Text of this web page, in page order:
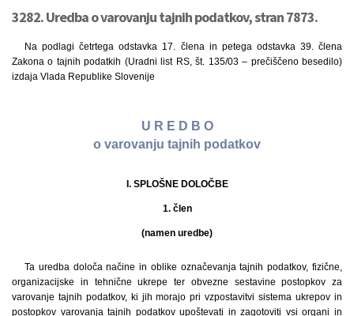
3282. Uredba o varovanju tajnih podatkov, stran 7873.
Na podlagi četrtega odstavka 17. člena in petega odstavka 39. člena
Zakona o tajnih podatkih (Uradni list RS, št. 135/03 – prečiščeno besedilo)
izdaja Vlada Republike Slovenije
U R E D B O
o varovanju tajnih podatkov
I. SPLOŠNE DOLOČBE
1. člen
(namen uredbe)
Ta uredba določa načine in oblike označevanja tajnih podatkov, fizične,
organizacijske in tehnične ukrepe ter obvezne sestavine postopkov za
varovanje tajnih podatkov, ki jih morajo pri vzpostavitvi sistema ukrepov in
postopkov varovanja tajnih podatkov upoštevati in zagotoviti vsi organi in